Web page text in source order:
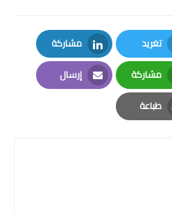
تغريد
Twitter
مشاركة
LinkedIn
مشاركة
Whatsapp
إرسال
Email
طباعة
Print